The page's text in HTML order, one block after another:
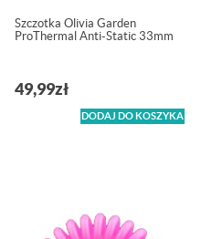
Szczotka Olivia Garden
ProThermal Anti-Static 33mm
49,99zł
DODAJ DO KOSZYKA